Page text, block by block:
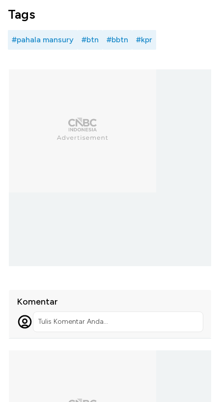
Tags
#pahala mansury #btn #bbtn #kpr
Komentar
Tulis Komentar Anda...